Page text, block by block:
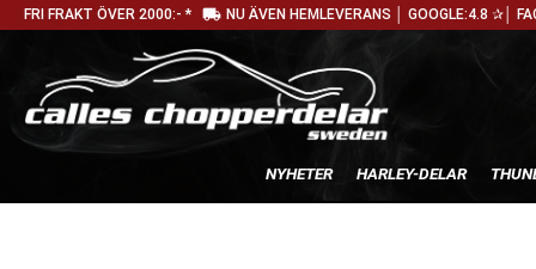
FRI FRAKT ÖVER 2000:- * local_shipping NU ÄVEN HEMLEVERANS │ GOOGLE:4.8 ✰│
NYHETER HARLEY-DELAR